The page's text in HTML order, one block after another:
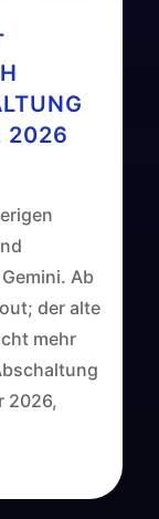
2026
Ab
der alte
mehr
2026,